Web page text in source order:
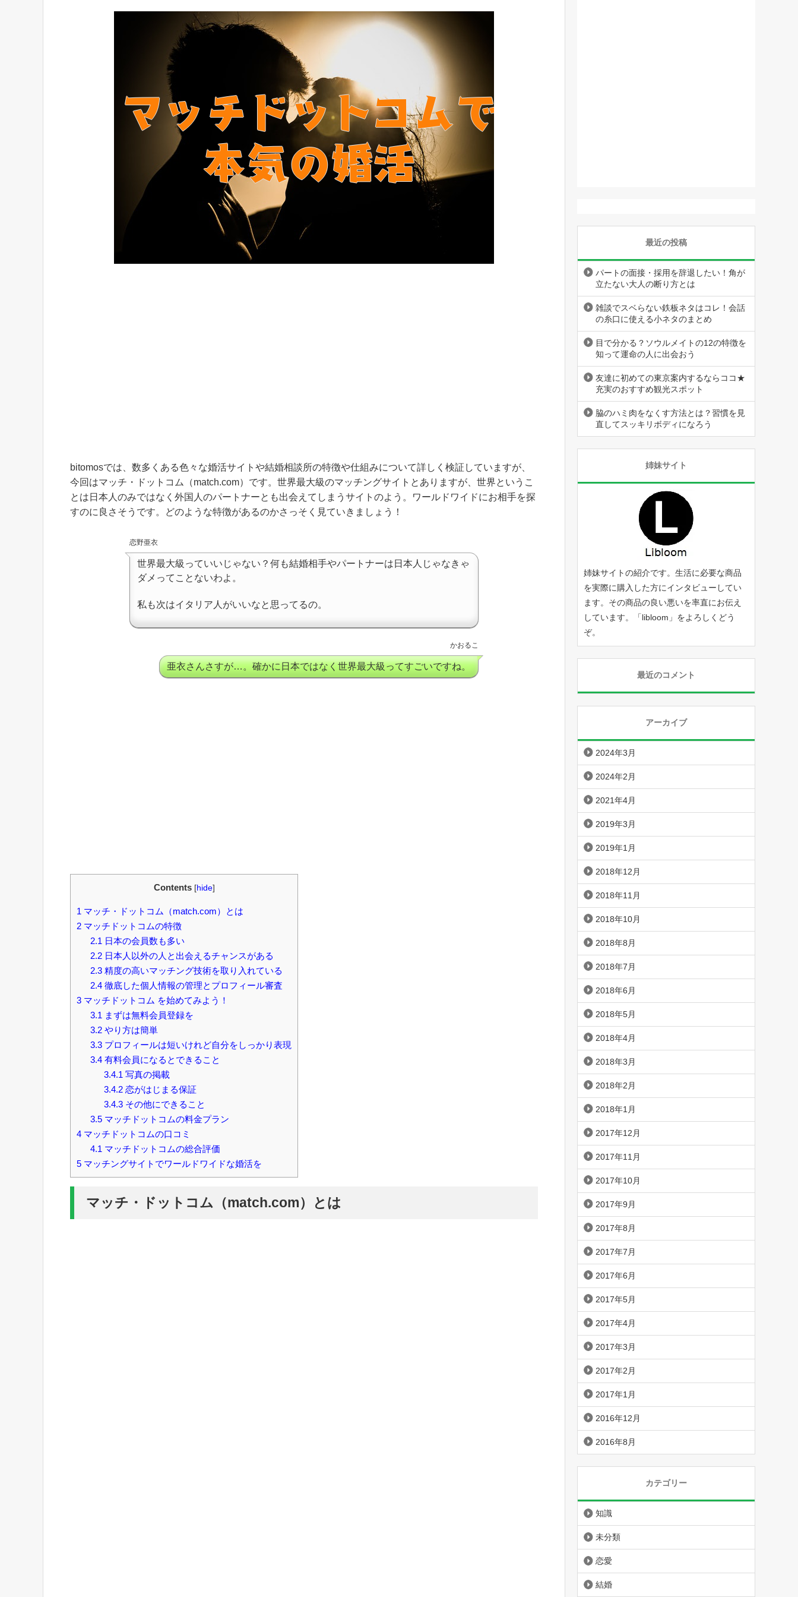
bitomosでは、数多くある色々な婚活サイトや結婚相談所の特徴や仕組みについて詳しく検証していますが、
今回はマッチ・ドットコム（match.com）です。世界最大級のマッチングサイトとありますが、世界というこ
とは日本人のみではなく外国人のパートナーとも出会えてしまうサイトのよう。ワールドワイドにお相手を探
すのに良さそうです。どのような特徴があるのかさっそく見ていきましょう！
恋野亜衣
世界最大級っていいじゃない？何も結婚相手やパートナーは日本人じゃなきゃ
ダメってことないわよ。
私も次はイタリア人がいいなと思ってるの。
かおるこ
亜衣さんさすが…。確かに日本ではなく世界最大級ってすごいですね。
Contents [hide]
1 マッチ・ドットコム（match.com）とは
2 マッチドットコムの特徴
2.1 日本の会員数も多い
2.2日本人以外の人と出会えるチャンスがある
2.3精度の高いマッチング技術を取り入れている
2.4徹底した個人情報の管理とプロフィール審査
3 マッチドットコム を始めてみよう！
3.1 まずは無料会員登録を
3.2やり方は簡単
3.3プロフィールは短いけれど自分をしっかり表現
3.4有料会員になるとできること
3.4.1 写真の掲載
3.4.2恋がはじまる保証
3.4.3その他にできること
3.5マッチドットコムの料金プラン
4 マッチドットコムの口コミ
4.1 マッチドットコムの総合評価
5 マッチングサイトでワールドワイドな婚活を
マッチ・ドットコム（match.com）とは
最近の投稿
パートの面接・採用を辞退したい！角が
立たない大人の断り方とは
雑談でスベらない鉄板ネタはコレ！会話
の糸口に使える小ネタのまとめ
目で分かる？ソウルメイトの12の特徴を
知って運命の人に出会おう
友達に初めての東京案内するならココ★
充実のおすすめ観光スポット
脇のハミ肉をなくす方法とは？習慣を見
直してスッキリボディになろう
姉妹サイト
姉妹サイトの紹介です。生活に必要な商品
を実際に購入した方にインタビューしてい
ます。その商品の良い悪いを率直にお伝え
しています。「libloom 」をよろしくどう
ぞ。
最近のコメント
アーカイブ
2024年3月
2024年2月
2021年4月
2019年3月
2019年1月
2018年12月
2018年11月
2018年10月
2018年8月
2018年7月
2018年6月
2018年5月
2018年4月
2018年3月
2018年2月
2018年1月
2017年12月
2017年11月
2017年10月
2017年9月
2017年8月
2017年7月
2017年6月
2017年5月
2017年4月
2017年3月
2017年2月
2017年1月
2016年12月
2016年8月
カテゴリー
知識
未分類
恋愛
結婚